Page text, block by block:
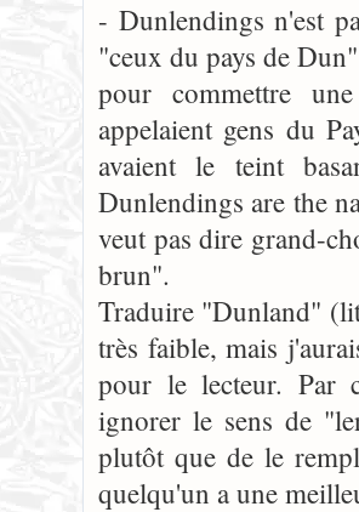
- Dunlendings n'est
"ceux du pays de
pour commettre
appelaient gens du
avaient le teint
Dunlendings are the
veut pas dire grand-
brun".
Traduire "Dunland"
très faible, mais
pour le lecteur. Par
ignorer le sens de
plutôt que de le
quelqu'un a une